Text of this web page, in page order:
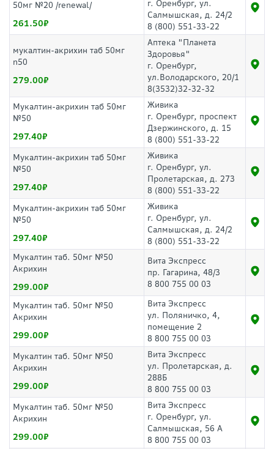
50мг №20 /renewal/
261.50
г. Оренбург, ул.
Салмышская, д. 24/2
8 (800) 551-33-22
мукалтин-акрихин таб 50мг
n50
279.00
Аптека "Планета
Здоровья"
г. Оренбург,
ул.Володарского, 20/1
8(3532)32-32-32
Мукалтин-акрихин таб 50мг
№50
297.40
Живика
г. Оренбург, проспект
Дзержинского, д. 15
8 (800) 551-33-22
Мукалтин-акрихин таб 50мг
№50
297.40
Живика
г. Оренбург, ул.
Пролетарская, д. 273
8 (800) 551-33-22
Мукалтин-акрихин таб 50мг
№50
297.40
Живика
г. Оренбург, ул.
Салмышская, д. 24/2
8 (800) 551-33-22
Мукалтин таб. 50мг №50
Акрихин
299.00
Вита Экспресс
пр. Гагарина, 48/3
8 800 755 00 03
Мукалтин таб. 50мг №50
Акрихин
299.00
Вита Экспресс
ул. Поляничко, 4,
помещение 2
8 800 755 00 03
Мукалтин таб. 50мг №50
Акрихин
299.00
Вита Экспресс
ул. Пролетарская, д.
288Б
8 800 755 00 03
Мукалтин таб. 50мг №50
Акрихин
299.00
Вита Экспресс
г. Оренбург, ул.
Салмышская, 56 А
8 800 755 00 03